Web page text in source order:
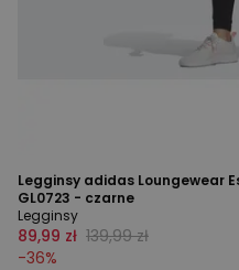
Legginsy adidas Loungewear
GL0723 - czarne
Legginsy
89,99 zł 139,99 zł
-36%